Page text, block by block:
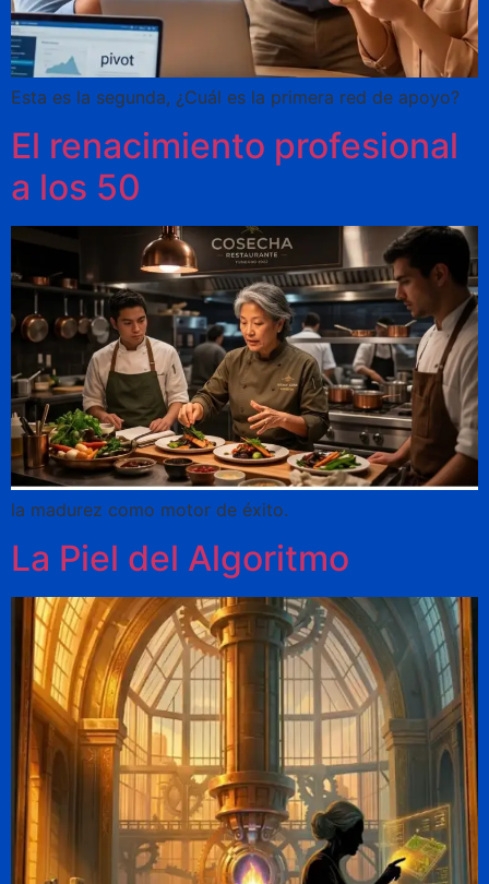
Esta es la segunda, ¿Cuál es la primera red de apoyo?
El renacimiento profesional
a los 50
la madurez como motor de éxito.
La Piel del Algoritmo